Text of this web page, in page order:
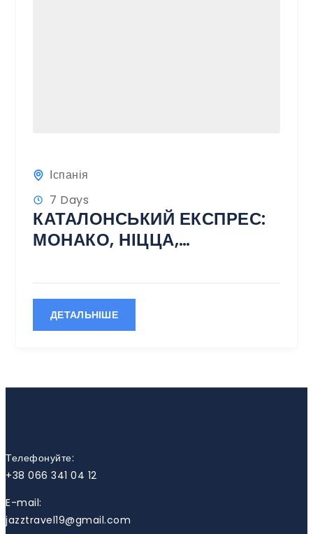
КАТАЛОНСЬКИЙ ЕКСПРЕС:
МОНАКО, НІЦЦА,
Іспанія
7 Days
ДЕТАЛЬНІШЕ
Телефонуйте:
+38 066 341 04 12
E-mail:
jazztravel19@gmail.com